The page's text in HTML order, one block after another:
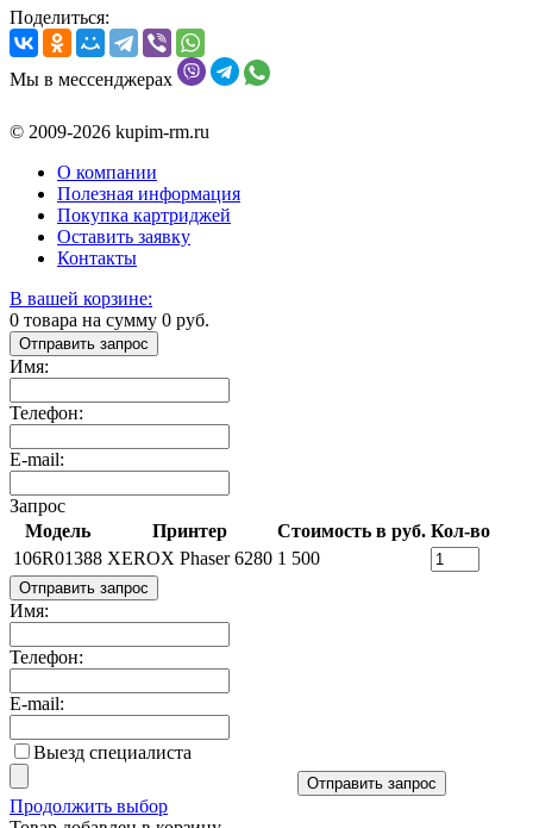
Поделиться:
Мы в мессенджерах
© 2009-2026 kupim-rm.ru
О компании
Полезная информация
Покупка картриджей
Оставить заявку
Контакты
В вашей корзине:
0 товара на сумму 0 руб.
Отправить запрос
Имя:
Телефон:
E-mail:
Запрос
Модель
Принтер Стоимость в руб. Кол-во
106R01388 XEROX Phaser 6280 1 500
Отправить запрос
Имя:
Телефон:
E-mail:
Выезд специалиста
Отправить запрос
Продолжить выбор